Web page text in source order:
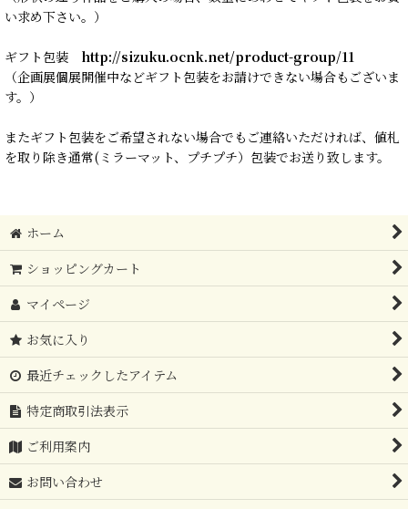
い求め下さい。）
ギフト包装 http://sizuku.ocnk.net/product-group/11
（企画展個展開催中などギフト包装をお請けできない場合もございま
す。）
またギフト包装をご希望されない場合でもご連絡いただければ、値札
を取り除き通常(ミラーマット、プチプチ）包装でお送り致します。
ホーム
ショッピングカート
マイページ
お気に入り
最近チェックしたアイテム
特定商取引法表示
ご利用案内
お問い合わせ